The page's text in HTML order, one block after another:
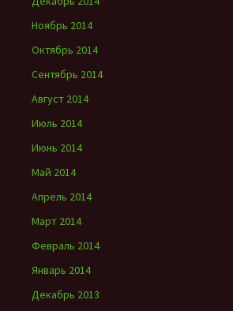
Ноябрь 2014
Октябрь 2014
Сентябрь 2014
Август 2014
Июль 2014
Июнь 2014
Май 2014
Апрель 2014
Март 2014
Февраль 2014
Январь 2014
Декабрь 2013